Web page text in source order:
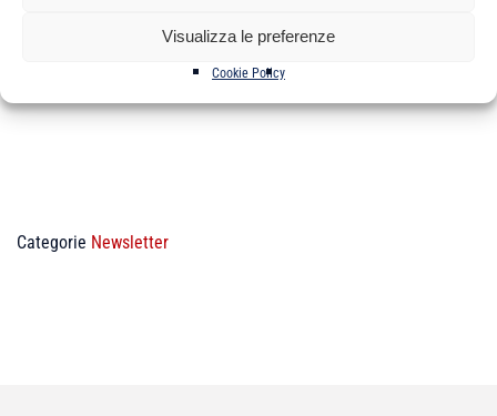
Visualizza le preferenze
Cookie Policy
Categorie Newsletter